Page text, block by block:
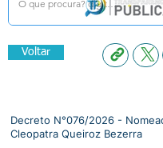
Voltar
Decreto N°076/2026 -
Cleopatra Queiroz Bezerra